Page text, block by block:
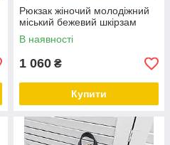
Рюкзак жіночий молодіжний
міський бежевий шкірзам
В наявності
1 060 ₴
Купити